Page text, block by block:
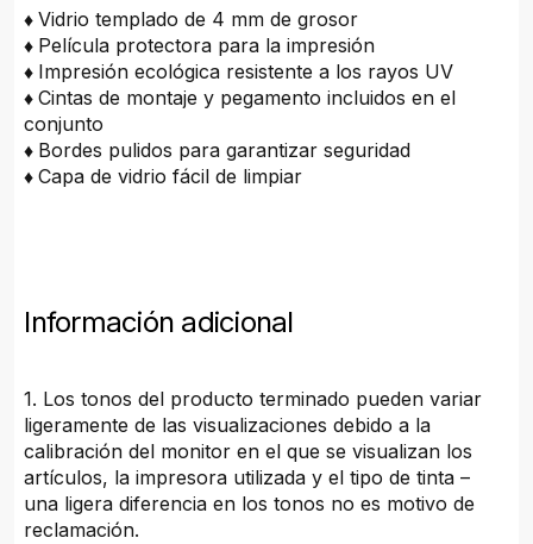
♦Vidrio templado de 4 mm de grosor
♦ Película protectora para la impresión
♦ Impresión ecológica resistente a los rayos UV
♦Cintas de montaje y pegamento incluidos en el
conjunto
♦ Bordes pulidos para garantizar seguridad
♦Capa de vidrio fácil de limpiar
Información adicional
1. Los tonos del producto terminado pueden variar
ligeramente de las visualizaciones debido a la
calibración del monitor en el que se visualizan los
artículos, la impresora utilizada y el tipo de tinta –
una ligera diferencia en los tonos no es motivo de
reclamación.